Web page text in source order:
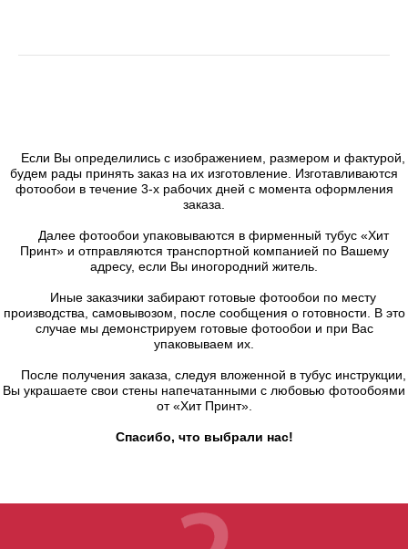
Если Вы определились с изображением, размером и фактурой,
будем рады принять заказ на их изготовление. Изготавливаются
фотообои в течение 3-х рабочих дней с момента оформления
заказа.
Далее фотообои упаковываются в фирменный тубус «Хит
Принт» и отправляются транспортной компанией по Вашему
адресу, если Вы иногородний житель.
Иные заказчики забирают готовые фотообои по месту
производства, самовывозом, после сообщения о готовности. В это
случае мы демонстрируем готовые фотообои и при Вас
упаковываем их.
После получения заказа, следуя вложенной в тубус инструкции,
Вы украшаете свои стены напечатанными с любовью фотообоями
от «Хит Принт».
Спасибо, что выбрали нас!